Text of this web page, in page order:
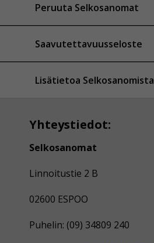
Peruuta Selkosanomat
Saavutettavuusseloste
Lisätietoa Selkosanomista
Yhteystiedot:
Selkosanomat
Linnoitustie 2 B
02600 ESPOO
Puhelin: (09) 34809 240